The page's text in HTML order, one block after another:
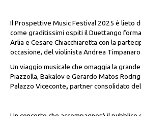
Il Prospettive Music Festival 2025 è lieto
come graditissimi ospiti il Duettango
Arlia e Cesare Chiacchiaretta con la
occasione, del violinista Andrea Timpanaro.
Un viaggio musicale che omaggia la grande
Piazzolla, Bakalov e Gerardo Matos
Palazzo Viceconte, partner consolidato